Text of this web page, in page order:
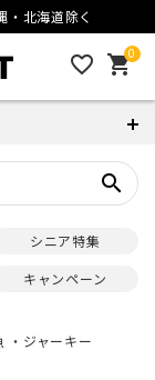
・北海道除く
favorite_outline 0
shopping_cart
search
シニア特集
キャンペーン
・ジャーキー